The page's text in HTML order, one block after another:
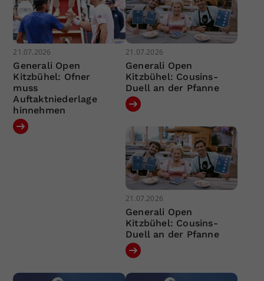
21.07.2026
Generali Open
Kitzbühel: Ofner
muss
Auftaktniederlage
hinnehmen
21.07.2026
Generali Open
Kitzbühel: Cousins-
Duell an der Pfanne
21.07.2026
Generali Open
Kitzbühel: Cousins-
Duell an der Pfanne